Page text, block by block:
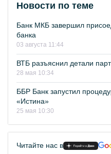
Новости по теме
Банк МКБ завершил
банка
03 августа 11:44
ВТБ разъяснил детали
28 мая 10:34
ББР Банк запустил
«Истина»
25 мая 10:30
Читайте нас в